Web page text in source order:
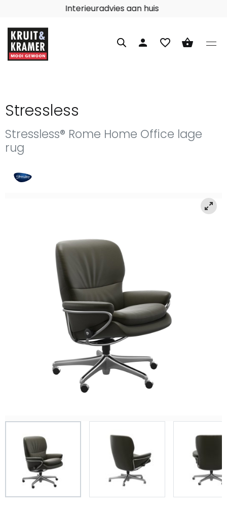
Interieuradvies aan huis
person favorite_border shopping_basket
Stressless
Stressless® Rome Home Office lage
rug